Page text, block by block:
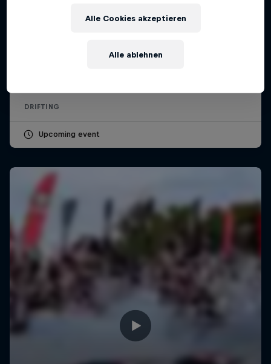
DRIFTING
Upcoming event
Alle ablehnen
Alle Cookies akzeptieren